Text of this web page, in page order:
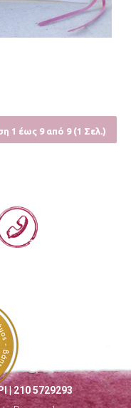
1 έως 9 από 9 (1 Σελ.)
| 210 5729293